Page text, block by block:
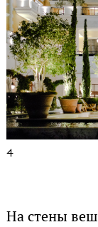
4
На стены